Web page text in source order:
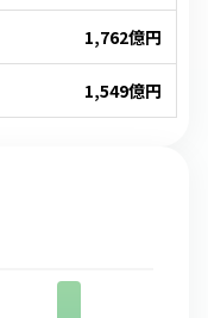
1,762億円
1,549億円